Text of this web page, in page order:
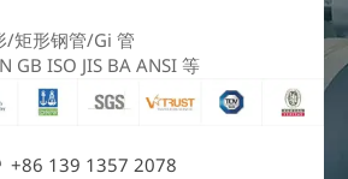
/矩形钢管/Gi 管
GB ISO JIS BA ANSI 等
+86 139 1357 2078